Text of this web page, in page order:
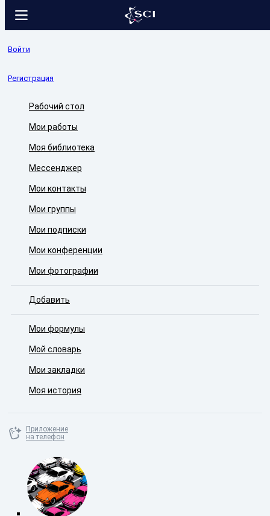
Войти
Регистрация
Рабочий стол
Мои работы
Моя библиотека
Мессенджер
Мои контакты
Мои группы
Мои подписки
Мои конференции
Мои фотографии
Добавить
Мои формулы
Мой словарь
Мои закладки
Моя история
Приложение
на телефон